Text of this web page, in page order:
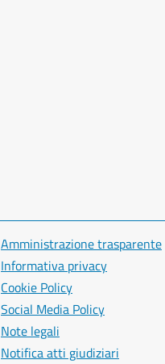
Amministrazione trasparente
Informativa privacy
Cookie Policy
Social Media Policy
Note legali
Notifica atti giudiziari